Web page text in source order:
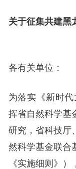
关于征集共建黑
各有关单位：
为落实《新时
挥省自然科学基
研究，省科技厅
然科学基金联合
《实施细则》